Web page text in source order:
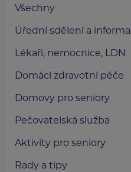
Všechny
Úřední sdělení a
Lékaři, nemocnice, LDN
Domácí zdravotní péče
Domovy pro seniory
Pečovatelská služba
Aktivity pro seniory
Rady a tipy